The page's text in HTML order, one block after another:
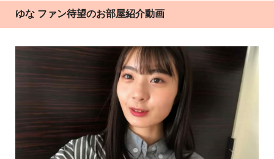
ゆな ファン待望のお部屋紹介動画